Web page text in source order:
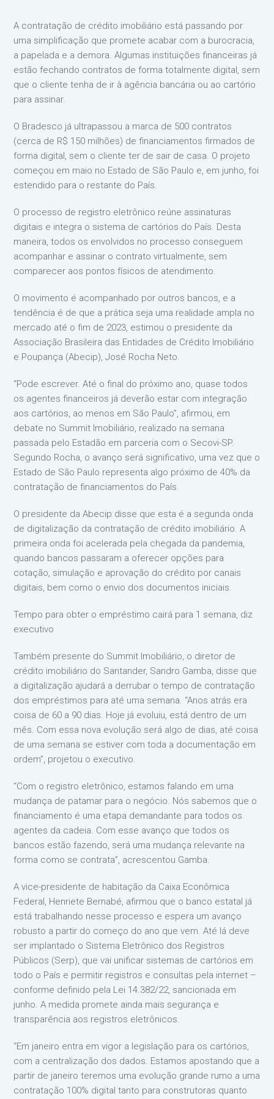
A contratação de crédito imobiliário está passando por
uma simplificação que promete acabar com a burocracia,
a papelada e a demora. Algumas instituições financeiras já
estão fechando contratos de forma totalmente digital, sem
que o cliente tenha de ir à agência bancária ou ao cartório
para assinar.
O Bradesco já ultrapassou a marca de 500 contratos
(cerca de R$ 150 milhões) de financiamentos firmados de
forma digital, sem o cliente ter de sair de casa. O projeto
começou em maio no Estado de São Paulo e, em junho, foi
estendido para o restante do País.
O processo de registro eletrônico reúne assinaturas
digitais e integra o sistema de cartórios do País. Desta
maneira, todos os envolvidos no processo conseguem
acompanhar e assinar o contrato virtualmente, sem
comparecer aos pontos físicos de atendimento.
O movimento é acompanhado por outros bancos, e a
tendência é de que a prática seja uma realidade ampla no
mercado até o fim de 2023, estimou o presidente da
Associação Brasileira das Entidades de Crédito Imobiliário
e Poupança (Abecip), José Rocha Neto.
“Pode escrever. Até o final do próximo ano, quase todos
os agentes financeiros já deverão estar com integração
aos cartórios, ao menos em São Paulo”, afirmou, em
debate no Summit Imobiliário, realizado na semana
passada pelo Estadão em parceria com o Secovi-SP.
Segundo Rocha, o avanço será significativo, uma vez que o
Estado de São Paulo representa algo próximo de 40% da
contratação de financiamentos do País.
O presidente da Abecip disse que esta é a segunda onda
de digitalização da contratação de crédito imobiliário. A
primeira onda foi acelerada pela chegada da pandemia,
quando bancos passaram a oferecer opções para
cotação, simulação e aprovação do crédito por canais
digitais, bem como o envio dos documentos iniciais.
Tempo para obter o empréstimo cairá para 1 semana, diz
executivo
Também presente do Summit Imobiliário, o diretor de
crédito imobiliário do Santander, Sandro Gamba, disse que
a digitalização ajudará a derrubar o tempo de contratação
dos empréstimos para até uma semana. “Anos atrás era
coisa de 60 a 90 dias. Hoje já evoluiu, está dentro de um
mês. Com essa nova evolução será algo de dias, até coisa
de uma semana se estiver com toda a documentação em
ordem”, projetou o executivo.
“Com o registro eletrônico, estamos falando em uma
mudança de patamar para o negócio. Nós sabemos que o
financiamento é uma etapa demandante para todos os
agentes da cadeia. Com esse avanço que todos os
bancos estão fazendo, será uma mudança relevante na
forma como se contrata”, acrescentou Gamba.
A vice-presidente de habitação da Caixa Econômica
Federal, Henriete Bernabé, afirmou que o banco estatal já
está trabalhando nesse processo e espera um avanço
robusto a partir do começo do ano que vem. Até lá deve
ser implantado o Sistema Eletrônico dos Registros
Públicos (Serp), que vai unificar sistemas de cartórios em
todo o País e permitir registros e consultas pela internet –
conforme definido pela Lei 14.382/22, sancionada em
junho. A medida promete ainda mais segurança e
transparência aos registros eletrônicos.
“Em janeiro entra em vigor a legislação para os cartórios,
com a centralização dos dados. Estamos apostando que a
partir de janeiro teremos uma evolução grande rumo a uma
contratação 100% digital tanto para construtoras quanto